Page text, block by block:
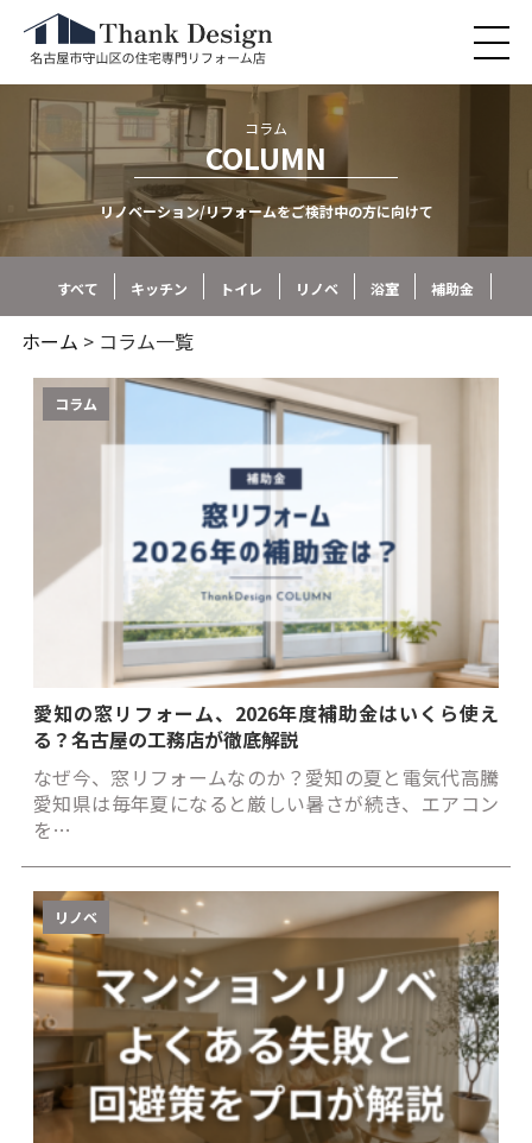
コラム
COLUMN
リノベーション/リフォームをご検討中の方に向けて
すべて キッチン トイレ リノベ 浴室 補助金
ホーム > コラム一覧
コラム
愛知の窓リフォーム、2026年度補助金はいくら使え
る？名古屋の工務店が徹底解説
なぜ今、窓リフォームなのか？愛知の夏と電気代高騰
愛知県は毎年夏になると厳しい暑さが続き、エアコン
を…
リノベ